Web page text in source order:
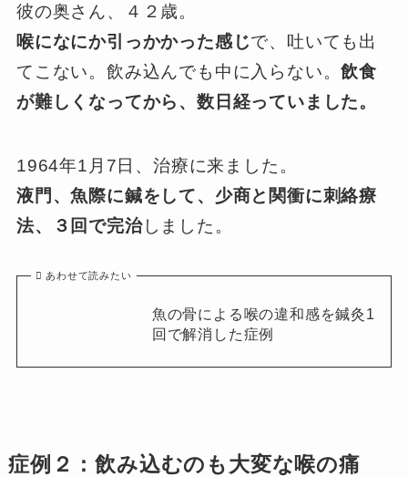
彼の奥さん、４２歳。
喉になにか引っかかった感じで、吐いても出
てこない。飲み込んでも中に入らない。飲食
が難しくなってから、数日経っていました。
1964年1月7日、治療に来ました。
液門、魚際に鍼をして、少商と関衝に刺絡療
法、３回で完治しました。
あわせて読みたい
魚の骨による喉の違和感を鍼灸1
回で解消した症例
症例２：飲み込むのも大変な喉の痛